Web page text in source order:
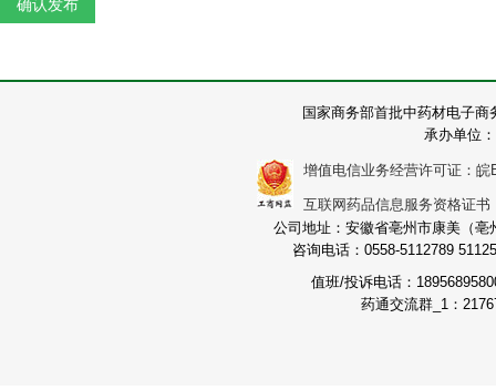
国家商务部首批中药材电子
承办单位
增值电信业务经营许可证：皖
互联网药品信息服务资格证
公司地址：安徽省亳州市康美（
咨询电话：0558-5112789
值班/投诉电话：
药通交流群_1：